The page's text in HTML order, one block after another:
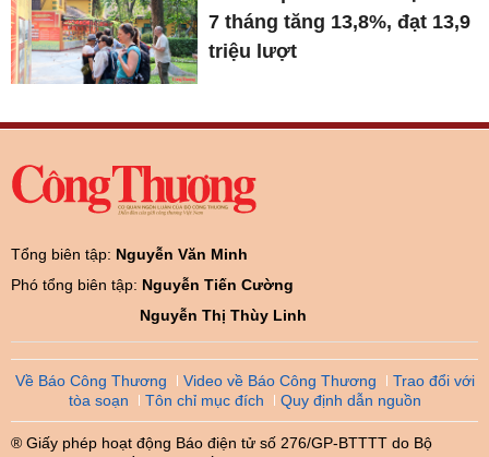
7 tháng tăng 13,8%, đạt 13,9
triệu lượt
Tổng biên tập: Nguyễn Văn Minh
Phó tổng biên tập: Nguyễn Tiến Cường
Nguyễn Thị Thùy Linh
Về Báo Công Thương Video về Báo Công Thương
Trao đổi với
tòa soạn
Tôn chỉ mục đích Quy định dẫn nguồn
® Giấy phép hoạt động Báo điện tử số 276/GP-BTTTT do Bộ